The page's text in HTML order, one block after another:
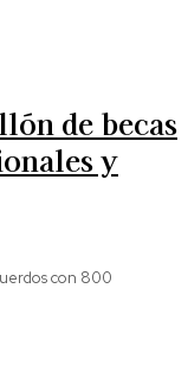
de becas
y
con 800